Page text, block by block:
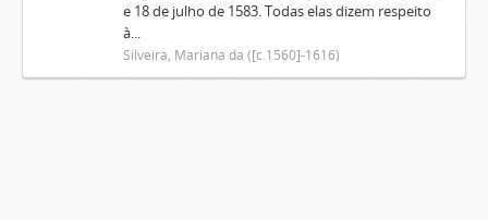
e 18 de julho de 1583. Todas elas dizem respeito
à...
Silveira, Mariana da ([c.1560]-1616)